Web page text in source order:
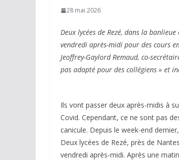
28 mai 2026
Deux lycées de Rezé, dans la
vendredi après-midi pour des cours
Jeoffrey-Gaylord Remaud, co-
pas adapté pour des collégiens » et
Ils vont passer deux après-midis à
Covid. Cependant, ce ne sont pas
canicule. Depuis le week-end
Deux lycées de Rezé, près de
vendredi après-midi. Après une